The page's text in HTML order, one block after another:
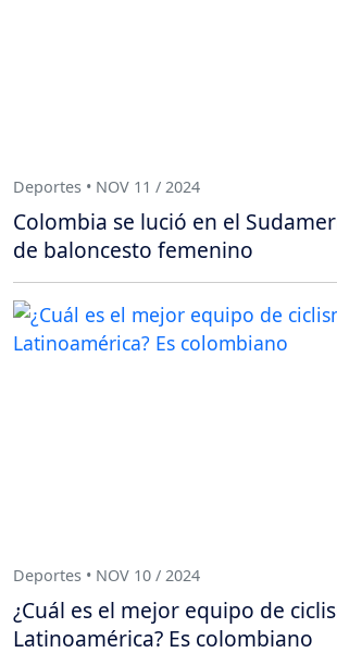
Deportes • NOV 11 / 2024
Colombia se lució en el
de baloncesto femenino
Deportes • NOV 10 / 2024
¿Cuál es el mejor equipo de
Latinoamérica? Es colombiano